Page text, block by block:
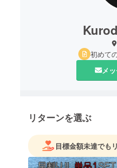
初めて
メ
リターンを選ぶ
目標金額未達でも